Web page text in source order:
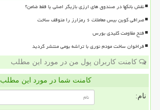
نقش بانکها در صندوق های ارزی بازیگر اصلی یا فقط ضامن؟
صرافی کوین بیس معاملات ۶ رمزارز را متوقف ساخت
فتح مقاومت کلیدی بورس
فراخوان ساخت مودم نوری با تراشه بومی منتشر گردید
کامنت کاربران پول من در مورد این مطلب
کامنت شما در مورد این مطلب
نام: